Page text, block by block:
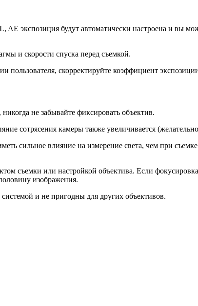
экспозиция будут автоматически настроена и вы
и скорости спуска перед съемкой.
скорректируйте коэффициент
не забывайте фиксировать объектив.
сотрясения камеры также увеличивается
сильное влияние на измерение света, чем при
съемки или настройкой объектива. Если
изображения.
и не пригодны для других объективов.